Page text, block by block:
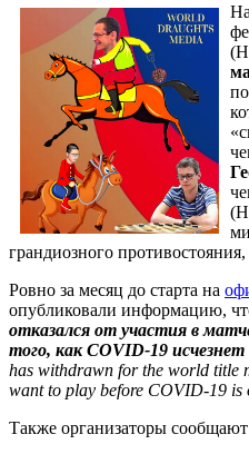
грандиозного
Ровно за месяц до старта на
опубликовали информацию,
отказался от участия в
того, как COVID-19 исчезнет
has withdrawn for the world title
want to play before COVID-19 is
Также организаторы